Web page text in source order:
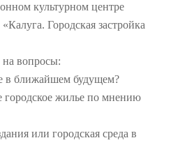
культурном центре
Городская застройка
вопросы:
в ближайшем будущем?
городское жилье по мнению
или городская среда в